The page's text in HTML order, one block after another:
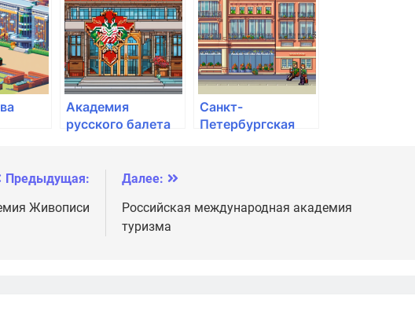
Щёлокова
Академия
русского балета
Санкт-
Петербургская
Штиглица
Предыдущая:
Живописи
Далее:
Российская международная академия
туризма